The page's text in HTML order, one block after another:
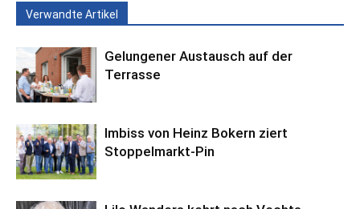
Verwandte Artikel
Gelungener Austausch auf der
Terrasse
Imbiss von Heinz Bokern ziert
Stoppelmarkt-Pin